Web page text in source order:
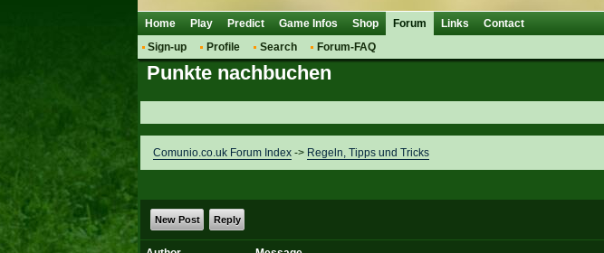
Home Play Predict Game Infos Shop
Forum
Sign-up
Profile Search Forum-FAQ
Links Contact
Punkte nachbuchen
Comunio.co.uk Forum Index-> Regeln, Tipps und Tricks
New Post Reply